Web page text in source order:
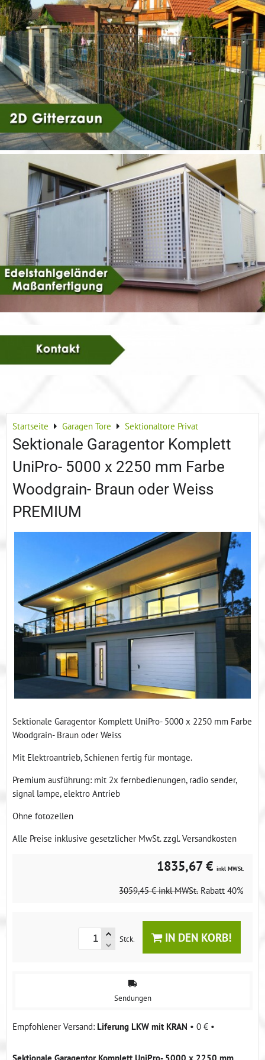
Startseite Garagen Tore Sektionaltore Privat
Sektionale Garagentor Komplett
UniPro- 5000 x 2250 mm Farbe
Woodgrain- Braun oder Weiss
PREMIUM
Sektionale Garagentor Komplett UniPro- 5000 x 2250 mm Farbe
Woodgrain- Braun oder Weiss
Mit Elektroantrieb, Schienen fertig für montage.
Premium ausführung: mit 2x fernbedienungen, radio sender,
signal lampe, elektro Antrieb
Ohne fotozellen
Alle Preise inklusive gesetzlicher MwSt. zzgl. Versandkosten
1835,67 € inkl MWSt.
3059,45 € inkl MWSt. Rabatt 40%
Stck. IN DEN KORB!
Sendungen
Liferung LKW mit KRAN • 0 € •